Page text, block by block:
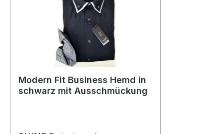
Modern Fit Business Hemd in
schwarz mit Ausschmückung